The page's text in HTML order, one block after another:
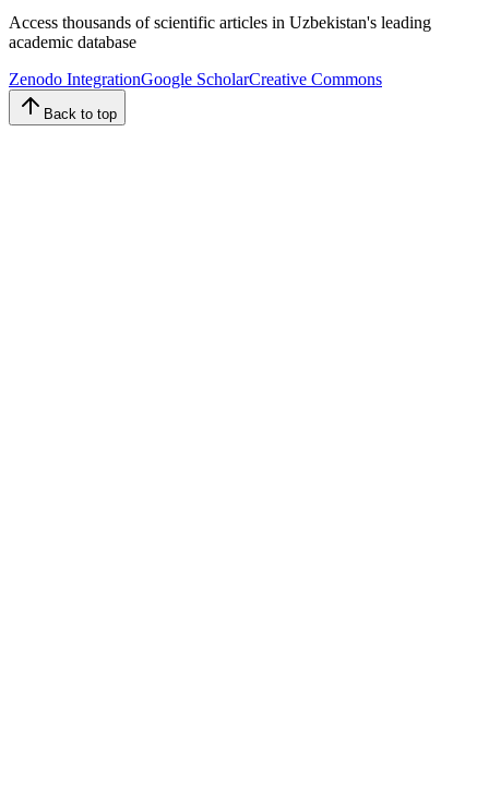
Access thousands of scientific articles in Uzbekistan's leading
academic database
Zenodo IntegrationGoogle ScholarCreative Commons
Back to top